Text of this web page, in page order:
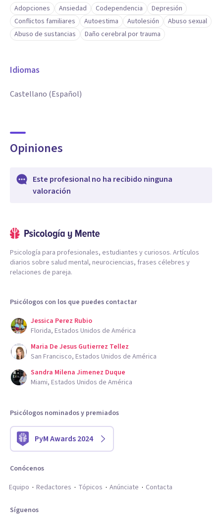
Adopciones Ansiedad Codependencia
Depresión
Conflictos familiares
Autoestima Autolesión
Abuso sexual
Abuso de sustancias
Daño cerebral por trauma
Idiomas
Castellano (Español)
Opiniones
Este profesional no ha recibido ninguna
valoración
Psicología para profesionales, estudiantes y curiosos. Artículos
diarios sobre salud mental, neurociencias, frases célebres y
relaciones de pareja.
Psicólogos con los que puedes contactar
Jessica Perez Rubio
Florida, Estados Unidos de América
Maria De Jesus Gutierrez Tellez
San Francisco, Estados Unidos de América
Sandra Milena Jimenez Duque
Miami, Estados Unidos de América
Psicólogos nominados y premiados
PyM Awards 2024
Conócenos
Equipo
Redactores Tópicos Anúnciate Contacta
Síguenos